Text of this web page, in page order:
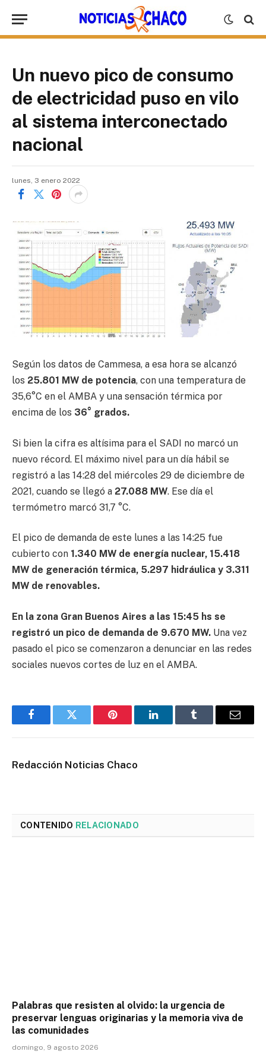
Un nuevo pico de consumo
de electricidad puso en vilo
al sistema interconectado
nacional
lunes, 3 enero 2022
Según los datos de Cammesa, a esa hora se alcanzó
los 25.801 MW de potencia, con una temperatura de
35,6°C en el AMBA y una sensación térmica por
encima de los 36° grados.
Si bien la cifra es altísima para el SADI no marcó un
nuevo récord. El máximo nivel para un día hábil se
registró a las 14:28 del miércoles 29 de diciembre de
2021, cuando se llegó a 27.088 MW. Ese día el
termómetro marcó 31,7 °C.
El pico de demanda de este lunes a las 14:25 fue
cubierto con 1.340 MW de energía nuclear, 15.418
MW de generación térmica, 5.297 hidráulica y 3.311
MW de renovables.
En la zona Gran Buenos Aires a las 15:45 hs se
registró un pico de demanda de 9.670 MW. Una vez
pasado el pico se comenzaron a denunciar en las redes
sociales nuevos cortes de luz en el AMBA.
FacebookTwitter Pinterest LinkedInTumblr Email
Redacción Noticias Chaco
CONTENIDO RELACIONADO
Palabras que resisten al olvido: la urgencia de
preservar lenguas originarias y la memoria viva de
las comunidades
domingo, 9 agosto 2026